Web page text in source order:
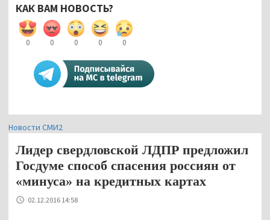
КАК ВАМ НОВОСТЬ?
0 0 0 0 0
Новости СМИ2
Лидер свердловской ЛДПР предложил
Госдуме способ спасения россиян от
«минуса» на кредитных картах
02.12.2016 14:58